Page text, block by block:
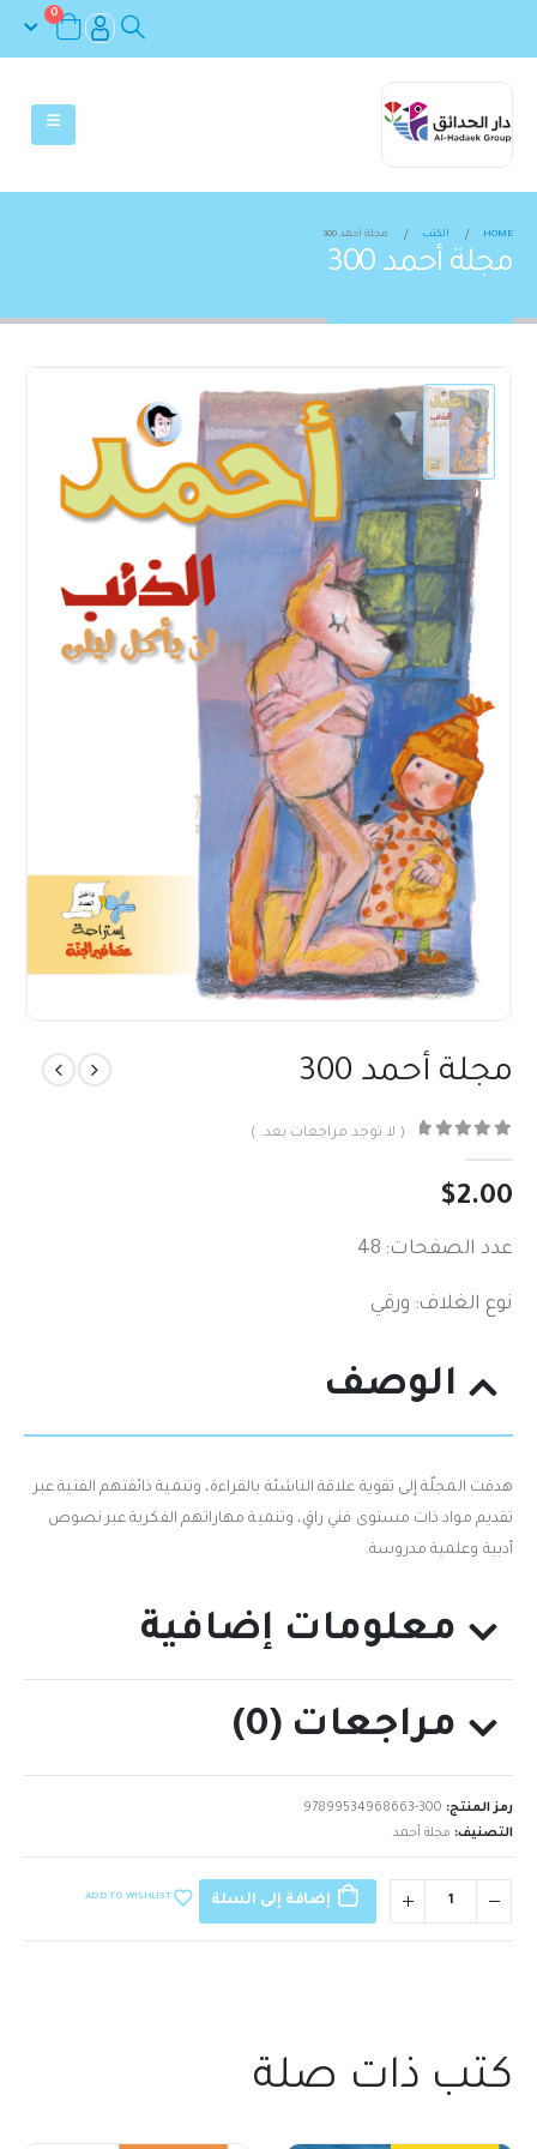
0
HOME الكتب مجلة أحمد 300
مجلة أحمد 300
مجلة أحمد 300
( لا توجد مراجعات بعد. )
$2.00
عدد الصفحات: 48
نوع الغلاف: ورقي
الوصف
هدفت المجلّة إلى تقوية علاقة الناشئة بالقراءة، وتنمية ذائقتهم الفنية عبر
تقديم مواد ذات مستوى فني راقٍ، وتنمية مهاراتهم الفكرية عبر نصوص
أدبية وعلمية مدروسة.
معلومات إضافية
مراجعات (0)
رمز المنتج: 97899534968663-300
التصنيف: مجلة أحمد
إضافة إلى السلة ADD TO WISHLIST
كتب ذات صلة